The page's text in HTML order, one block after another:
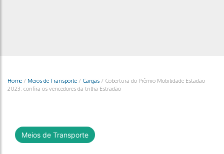
Home / Meios de Transporte / Cargas / Cobertura do Prêmio Mobilidade Estadão
2023: confira os vencedores da trilha Estradão
Meios de Transporte